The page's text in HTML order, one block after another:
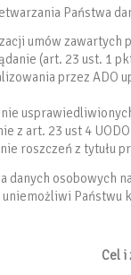
Państwa
umów zawartych
(art. 23 ust. 1
przez ADO
z art. 23 ust 4
roszczeń z tytułu
danych
Państwu
Cel i